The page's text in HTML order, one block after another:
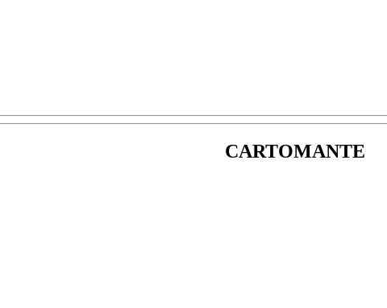
CARTOMANTE